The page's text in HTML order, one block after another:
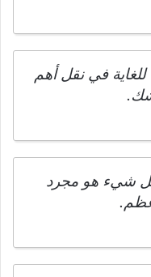
في نقل أهم
شيء هو مجرد